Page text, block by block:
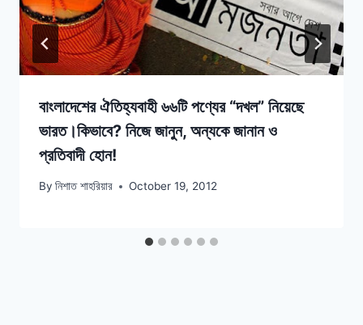
বাংলাদেশের ঐতিহ্যবাহী ৬৬টি পণ্যের “দখল” নিয়েছে
ভারত।কিভাবে? নিজে জানুন, অন্যকে জানান ও
প্রতিবাদী হোন!
By নিশাত শাহরিয়ার October 19, 2012